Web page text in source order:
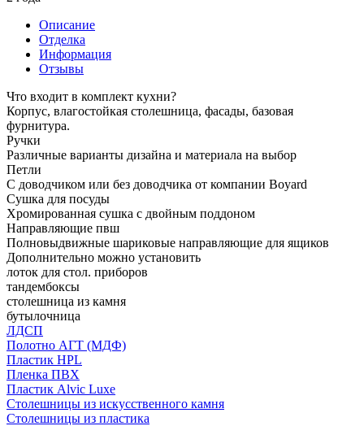
Описание
Отделка
Информация
Отзывы
Что входит в комплект кухни?
Корпус, влагостойкая столешница, фасады, базовая
фурнитура.
Ручки
Различные варианты дизайна и материала на выбор
Петли
С доводчиком или без доводчика от компании Boyard
Сушка для посуды
Хромированная сушка с двойным поддоном
Направляющие пвш
Полновыдвижные шариковые направляющие для ящиков
Дополнительно можно установить
лоток для стол. приборов
тандембоксы
столешница из камня
бутылочница
ЛДСП
Полотно АГТ (МДФ)
Пластик HPL
Пленка ПВХ
Пластик Alvic Luxe
Столешницы из искусственного камня
Столешницы из пластика